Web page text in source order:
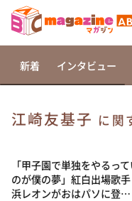
相席食堂
これ余談なんです
新着 インタビュー
江崎友基子 に関
「甲子園で単独をやるっ
のが僕の夢」紅白出場歌
浜レオンがおはパソに登…